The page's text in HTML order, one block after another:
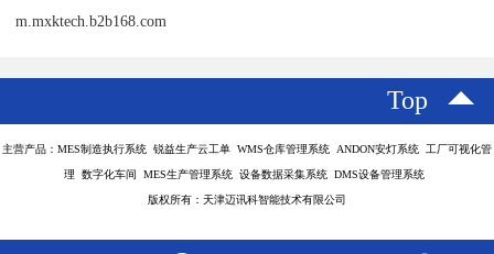
m.mxktech.b2b168.com
Top
主营产品：MES制造执行系统 锐益生产云工单 WMS仓库管理系统 ANDON安灯系统 工厂可视化管
理 数字化车间 MES生产管理系统 设备数据采集系统 DMS设备管理系统
版权所有：天津迈讯科智能技术有限公司